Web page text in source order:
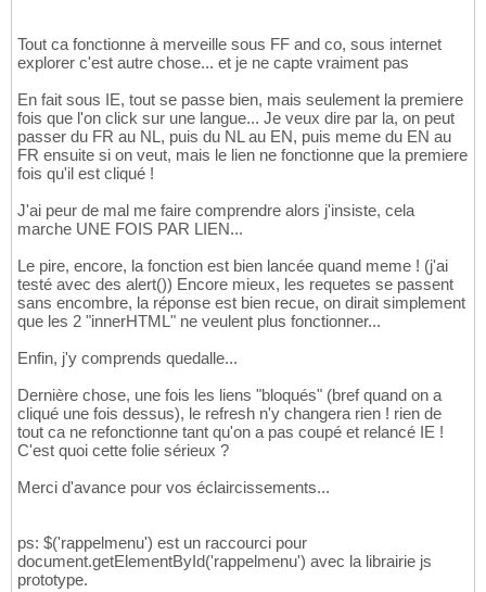
Tout ca fonctionne à merveille sous FF and co, sous internet
explorer c'est autre chose... et je ne capte vraiment pas
En fait sous IE, tout se passe bien, mais seulement la premiere
fois que l'on click sur une langue... Je veux dire par la, on peut
passer du FR au NL, puis du NL au EN, puis meme du EN au
FR ensuite si on veut, mais le lien ne fonctionne que la premiere
fois qu'il est cliqué !
J'ai peur de mal me faire comprendre alors j'insiste, cela
marche UNE FOIS PAR LIEN...
Le pire, encore, la fonction est bien lancée quand meme ! (j'ai
testé avec des alert()) Encore mieux, les requetes se passent
sans encombre, la réponse est bien recue, on dirait simplement
que les 2 "innerHTML" ne veulent plus fonctionner...
Enfin, j'y comprends quedalle...
Dernière chose, une fois les liens "bloqués" (bref quand on a
cliqué une fois dessus), le refresh n'y changera rien ! rien de
tout ca ne refonctionne tant qu'on a pas coupé et relancé IE !
C'est quoi cette folie sérieux ?
Merci d'avance pour vos éclaircissements...
ps: $('rappelmenu') est un raccourci pour
document.getElementById('rappelmenu') avec la librairie js
prototype.